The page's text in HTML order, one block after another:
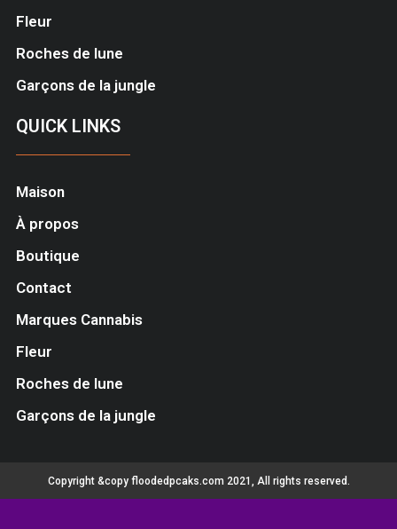
Fleur
Roches de lune
Garçons de la jungle
QUICK LINKS
Maison
À propos
Boutique
Contact
Marques Cannabis
Fleur
Roches de lune
Garçons de la jungle
Copyright &copy floodedpcaks.com 2021, All rights reserved.